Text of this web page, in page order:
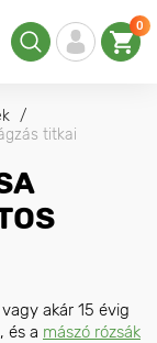
0
titkai
akár 15 évig
és a mászó rózsák